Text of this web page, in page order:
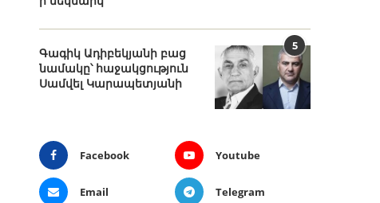
5
Գագիկ Ադիբեկյանի բաց
նամակը՝ հաջակցություն
Սամվել Կարապետյանի
Facebook Youtube
Email Telegram